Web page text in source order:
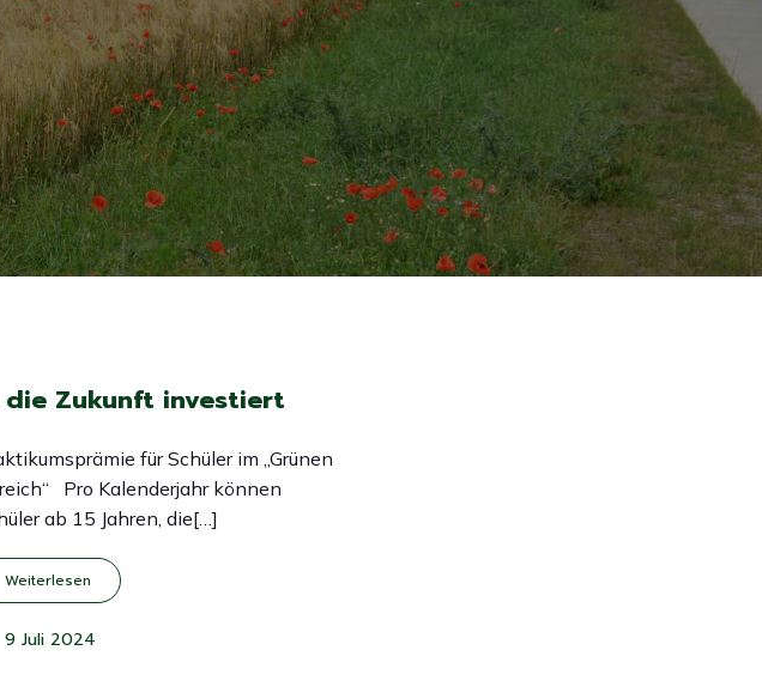
die Zukunft investiert
für Schüler im „Grünen
Pro Kalenderjahr können
ab 15 Jahren, die[…]
Weiterlesen
9 Juli 2024